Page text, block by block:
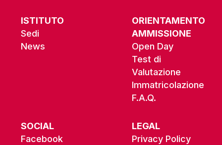
ISTITUTO
Sedi
News
ORIENTAMENTO
AMMISSIONE
Open Day
Test di
Valutazione
Immatricolazione
F.A.Q.
SOCIAL
Facebook
LEGAL
Privacy Policy